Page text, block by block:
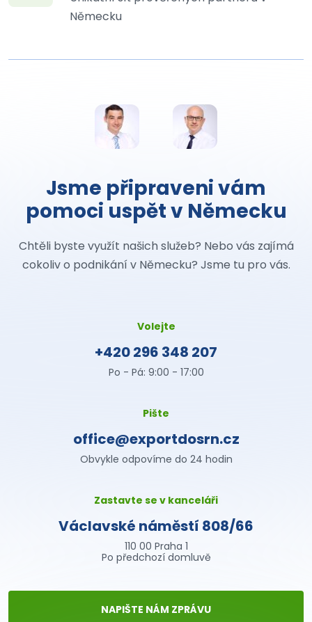
Německu
Jsme připraveni vám
pomoci uspět v Německu
Chtěli byste využít našich služeb? Nebo vás zajímá
cokoliv o podnikání v Německu? Jsme tu pro vás.
Volejte
+420 296 348 207
Po - Pá: 9:00 - 17:00
Pište
office@exportdosrn.cz
Obvykle odpovíme do 24 hodin
Zastavte se v kanceláři
Václavské náměstí 808/66
110 00 Praha 1
Po předchozí domluvě
NAPIŠTE NÁM ZPRÁVU